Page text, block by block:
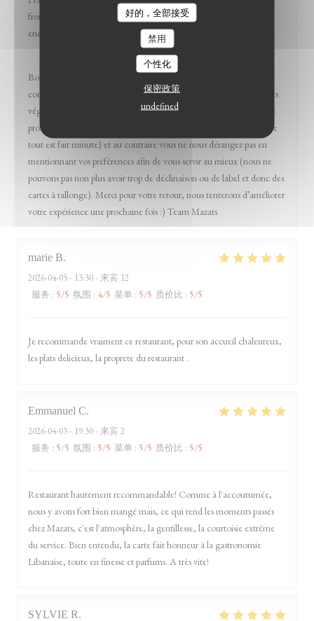
好的，全部接受
禁用
个性化
保密政策
undefined
fromage problématique, pas de soucis) et l'expérience pourrait être
encore plus détente.
已回复此评论
Bonjour Sophie et merci pour votre venue chez nous et
commentaires. Nous avons effectivement pas mal de produits / plats
végétaliens tout effectivement en discutant avec nos clients et notre
proximités clientèle afin de préparer au mieux votre assiette (comme
tout est fait minute) et au contraire vous ne nous dérangez pas en
mentionnant vos préférences afin de vous servir au mieux (nous ne
pouvons pas non plus avoir trop de déclinaison ou de label et donc des
cartes à rallonge). Merci pour votre retour, nous tenterons d’améliorer
votre expérience une prochaine fois :) Team Mazats
marie B
2026-04-05- 13:30 - 来宾 12
服务 : 5/5 氛围 : 4/5 菜单 : 5/5 质价比 : 5/5
Je recommande vraiment ce restaurant, pour son accueil chaleureux,
les plats delicieux, la proprete du restaurant .
Emmanuel C
2026-04-03- 19:30 - 来宾 2
服务 : 5/5 氛围 : 5/5 菜单 : 5/5 质价比 : 5/5
Restaurant hautement recommandable! Comme à l'accoutumée,
nous y avons fort bien mangé mais, ce qui rend les moments passés
chez Mazats, c'est l'atmosphère, la gentillesse, la courtoisie extrême
du service. Bien entendu, la carte fait honneur à la gastronomie
Libanaise, toute en finesse et parfums. A très vite!
SYLVIE R